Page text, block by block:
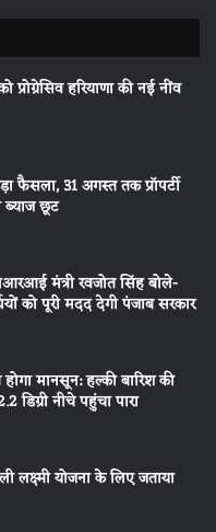
हरियाणा की नई नींव
फैसला, 31 अगस्त तक प्रॉपर्टी
ब्याज छूट
मंत्री रवजोत सिंह बोले-
को पूरी मदद देगी पंजाब सरकार
मानसून: हल्की बारिश की
डिग्री नीचे पहुंचा पारा
लक्ष्मी योजना के लिए जताया